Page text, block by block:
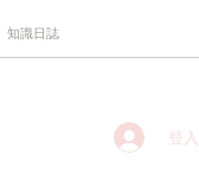
知識日誌
登入